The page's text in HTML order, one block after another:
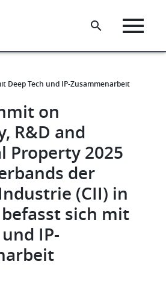
Deep Tech und IP-Zusammenarbeit
on
R&D and
Property 2025
der
(CII) in
sich mit
IP-